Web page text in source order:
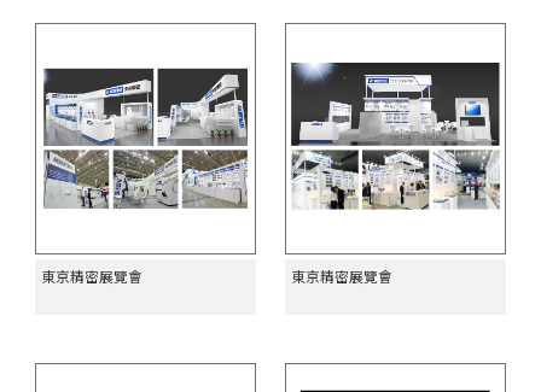
東京精密展覽會 東京精密展覽會